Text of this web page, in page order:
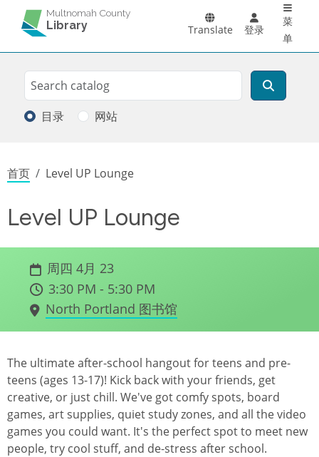
跳转到主要内容Multnomah County
Library Translate 登录
菜
单
Search
搜索
目录 网站
面包屑
首页 Level UP Lounge
Level UP Lounge
周四 4月 23
3:30 PM - 5:30 PM
North Portland 图书馆
The ultimate after-school hangout for teens and pre-
teens (ages 13-17)! Kick back with your friends, get
creative, or just chill. We've got comfy spots, board
games, art supplies, quiet study zones, and all the video
games you could want. It's the perfect spot to meet new
people, try cool stuff, and de-stress after school.